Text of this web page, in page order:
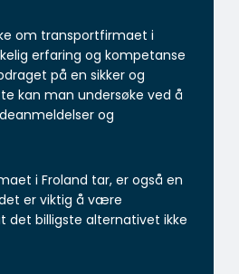
om transportfirmaet i
erfaring og kompetanse
på en sikker og
kan man undersøke ved å
og
i Froland tar, er også en
er viktig å være
det billigste alternativet ikke